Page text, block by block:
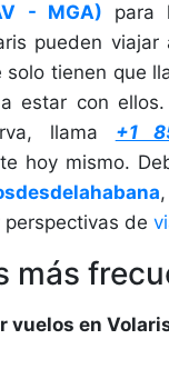
- MGA) para
pueden viajar
solo tienen que
estar con
llama +1
hoy mismo.
de
más
vuelos en